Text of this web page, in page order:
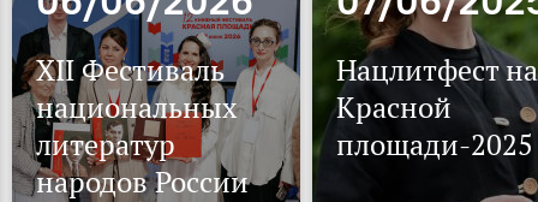
XII Фестиваль
национальных
литератур
народов России
Нацлитфест на
Красной
площади-2025